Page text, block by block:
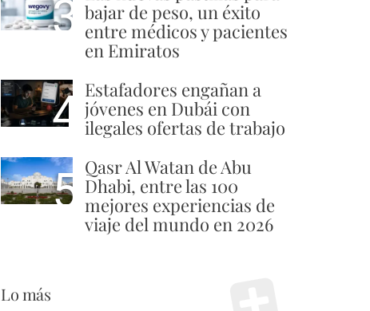
3 bajar de peso, un éxito
entre médicos y pacientes
en Emiratos
4 Estafadores engañan a
jóvenes en Dubái con
ilegales ofertas de trabajo
5 Qasr Al Watan de Abu
Dhabi, entre las 100
mejores experiencias de
viaje del mundo en 2026
Lo más